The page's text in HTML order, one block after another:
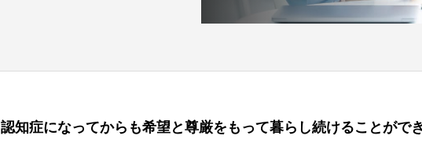
認知症になってからも希望と尊厳をもって暮らし続けることがで